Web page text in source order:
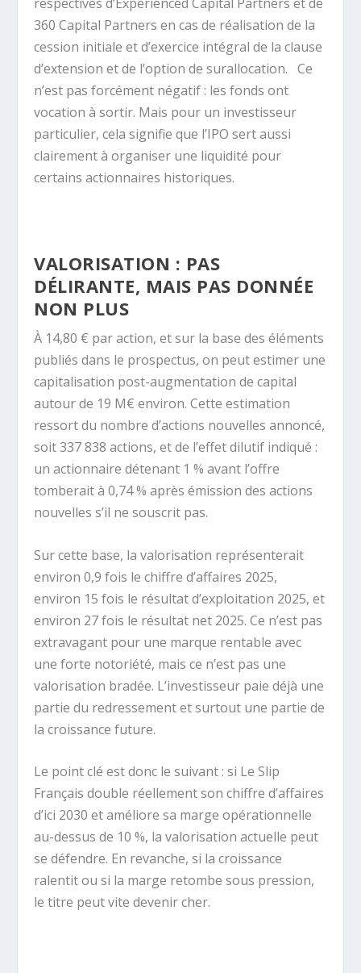
360 Capital Partners en cas de réalisation de la
cession initiale et d’exercice intégral de la clause
d’extension et de l’option de surallocation.
Ce
n’est pas forcément négatif : les fonds ont
vocation à sortir. Mais pour un investisseur
particulier, cela signifie que l’IPO sert aussi
clairement à organiser une liquidité pour
certains actionnaires historiques.
VALORISATION : PAS
DÉLIRANTE, MAIS PAS DONNÉE
NON PLUS
À 14,80 € par action, et sur la base des éléments
publiés dans le prospectus, on peut estimer une
capitalisation post-augmentation de capital
autour de 19 M€ environ. Cette estimation
ressort du nombre d’actions nouvelles annoncé,
soit 337 838 actions, et de l’effet dilutif indiqué :
un actionnaire détenant 1 % avant l’offre
tomberait à 0,74 % après émission des actions
nouvelles s’il ne souscrit pas.
Sur cette base, la valorisation représenterait
environ 0,9 fois le chiffre d’affaires 2025,
environ 15 fois le résultat d’exploitation 2025, et
environ 27 fois le résultat net 2025. Ce n’est pas
extravagant pour une marque rentable avec
une forte notoriété, mais ce n’est pas une
valorisation bradée. L’investisseur paie déjà une
partie du redressement et surtout une partie de
la croissance future.
Le point clé est donc le suivant : si Le Slip
Français double réellement son chiffre d’affaires
d’ici 2030 et améliore sa marge opérationnelle
au-dessus de 10 %, la valorisation actuelle peut
se défendre. En revanche, si la croissance
ralentit ou si la marge retombe sous pression,
le titre peut vite devenir cher.